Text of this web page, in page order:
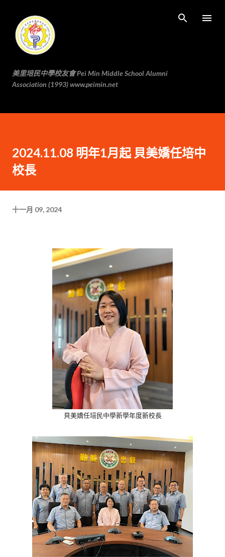
美里培民中學校友會 Pei Min Middle School Alumni
Association (1993) www.peimin.net
2024.11.08 明年1月起 貝美嬌任培中
校長
十一月 09, 2024
貝美嬌任培民中學新學年度新校長